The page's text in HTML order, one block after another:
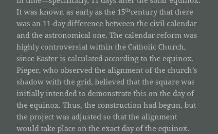
It was known as early as the 15thcentury that there
was an 11-day difference between the civil calendar
and the astronomical one. The calendar reform was
highly controversial within the Catholic Church,
since Easter is calculated according to the equinox.
Pieper, who observed the alignment of the church’s
shadow with the grid, believed that the square was
initially intended to demonstrate this on the day of
the equinox. Thus, the construction had begun, but
the project was adjusted so that the alignment
would take place on the exact day of the equinox.